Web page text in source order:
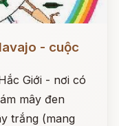
- cuộc
Giới - nơi có
mây đen
trắng (mang